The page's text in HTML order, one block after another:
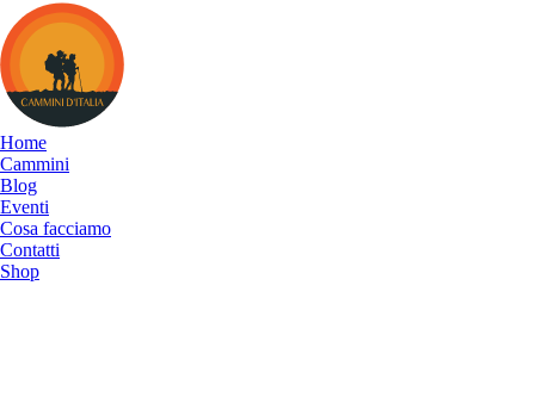
Cammini
d&#039;Italia
Home
Cammini
Blog
Eventi
Cosa facciamo
Contatti
Shop